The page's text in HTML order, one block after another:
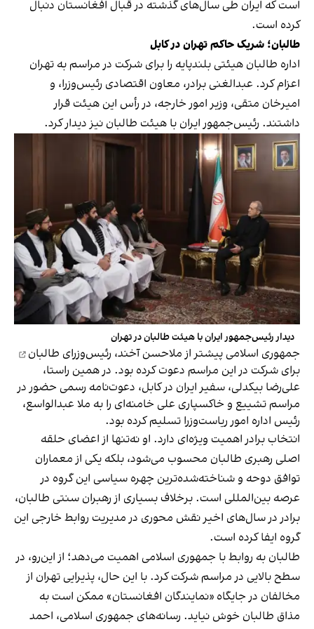
است که ایران طی سال‌های گذشته در قبال افغانستان دنبال
کرده است.
طالبان؛ شریک حاکم تهران در کابل
اداره طالبان هیئتی بلندپایه را برای شرکت در مراسم به تهران
اعزام کرد. عبدالغنی برادر، معاون اقتصادی رئیس‌وزرا، و
امیرخان متقی، وزیر امور خارجه، در رأس این هیئت قرار
داشتند. رئیس‌جمهور ایران با هیئت طالبان نیز دیدار کرد.
دیدار رئیس‌جمهور ایران با هیئت طالبان در تهران
جمهوری اسلامی پیشتر ازملاحسن آخند، رئیس‌وزرای طالبان
برای شرکت در این مراسم دعوت کرده بود. در همین راستا،
علی‌رضا بیکدلی، سفیر ایران در کابل، دعوت‌نامه رسمی حضور در
مراسم تشییع و خاکسپاری علی خامنه‌ای را به ملا عبدالواسع،
رئیس اداره امور ریاست‌وزرا تسلیم کرده بود.
انتخاب برادر اهمیت ویژه‌ای دارد. او نه‌تنها از اعضای حلقه
اصلی رهبری طالبان محسوب می‌شود، بلکه یکی از معماران
توافق دوحه و شناخته‌شده‌ترین چهره سیاسی این گروه در
عرصه بین‌المللی است. برخلاف بسیاری از رهبران سنتی طالبان،
برادر در سال‌های اخیر نقش محوری در مدیریت روابط خارجی این
گروه ایفا کرده است.
طالبان به روابط با جمهوری اسلامی اهمیت می‌‌دهد؛ از این‌رو، در
سطح بالایی در مراسم شرکت کرد. با این حال، پذیرایی تهران از
مخالفان در جایگاه «نمایندگان افغانستان» ممکن است به
مذاق طالبان خوش نیاید. رسانه‌های جمهوری اسلامی، احمد